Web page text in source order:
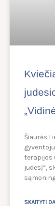
Šiaurės
terapijos
judesį“,
SKAITYTI